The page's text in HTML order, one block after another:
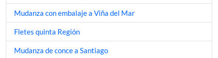
Mudanza con embalaje a Viña del Mar
Fletes quinta Región
Mudanza de conce a Santiago